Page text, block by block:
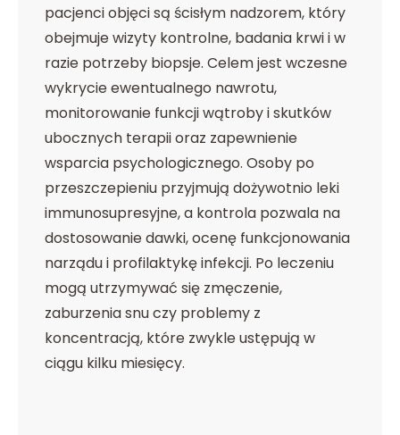
pacjenci objęci są ścisłym nadzorem, który
obejmuje wizyty kontrolne, badania krwi i w
razie potrzeby biopsje. Celem jest wczesne
wykrycie ewentualnego nawrotu,
monitorowanie funkcji wątroby i skutków
ubocznych terapii oraz zapewnienie
wsparcia psychologicznego. Osoby po
przeszczepieniu przyjmują dożywotnio leki
immunosupresyjne, a kontrola pozwala na
dostosowanie dawki, ocenę funkcjonowania
narządu i profilaktykę infekcji. Po leczeniu
mogą utrzymywać się zmęczenie,
zaburzenia snu czy problemy z
koncentracją, które zwykle ustępują w
ciągu kilku miesięcy.